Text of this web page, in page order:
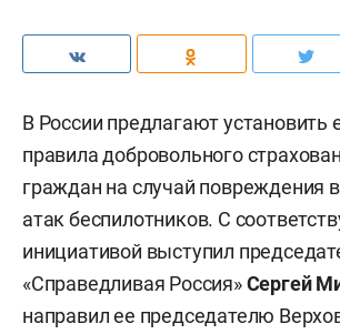
В России предлагают установить
правила добровольного
граждан на случай повреждения в
атак беспилотников. С
инициативой выступил
«Справедливая Россия»Сергей
направил ее председателю